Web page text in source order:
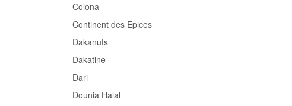
Colona
Continent des Epices
Dakanuts
Dakatine
Dari
Dounia Halal